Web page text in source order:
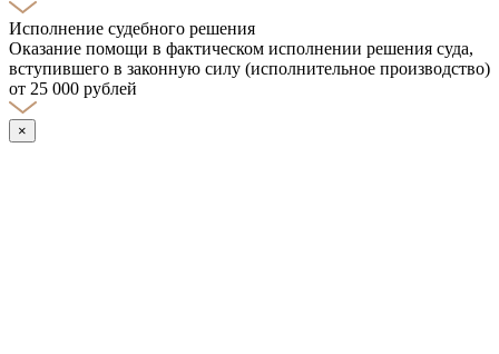
Исполнение судебного решения
Оказание помощи в фактическом исполнении решения суда,
вступившего в законную силу (исполнительное производство)
от 25 000 рублей
×